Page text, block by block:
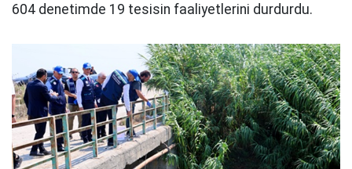
604 denetimde 19 tesisin faaliyetlerini durdurdu.